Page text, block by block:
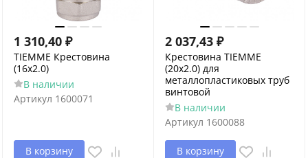
1 310,40 ₽
TIEMME Крестовина
(16х2.0)
В наличии
Артикул 1600071
В корзину
2 037,43 ₽
Крестовина TIEMME
(20х2.0) для
металлопластиковых труб
винтовой
В наличии
Артикул 1600088
В корзину